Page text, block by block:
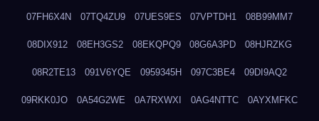
07FH6X4N 07TQ4ZU9 07UES9ES 07VPTDH1 08B99MM7
08DIX912 08EH3GS2 08EKQPQ9 08G6A3PD 08HJRZKG
08R2TE13 091V6YQE 0959345H 097C3BE4 09DI9AQ2
09RKK0JO 0A54G2WE 0A7RXWXI 0AG4NTTC 0AYXMFKC